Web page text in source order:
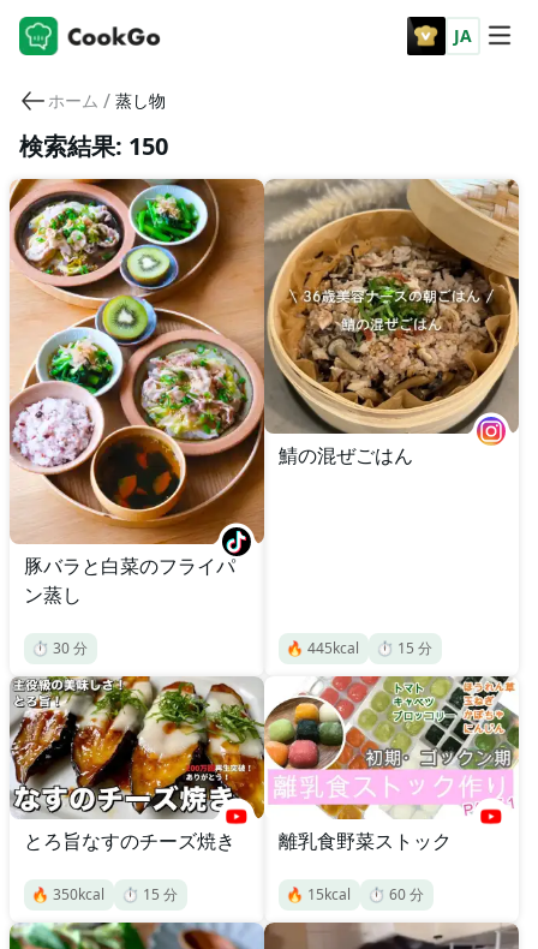
JA
ホーム / 蒸し物
検索結果: 150
豚バラと白菜のフライパ
ン蒸し
⏱️ 30分
鯖の混ぜごはん
🔥 445kcal ⏱️ 15 分
とろ旨なすのチーズ焼き
🔥 350kcal ⏱️ 15 分
離乳食野菜ストック
🔥 15kcal ⏱️ 60分